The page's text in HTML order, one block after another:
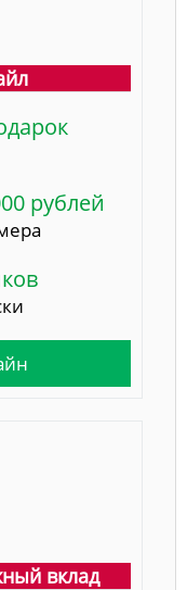
рублей
вклад